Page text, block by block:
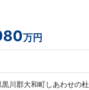
万円
黒川郡大和町しあわせの杜